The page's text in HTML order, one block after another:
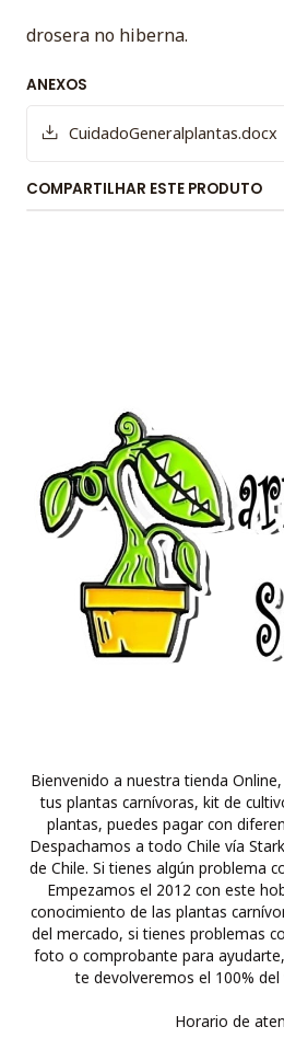
drosera no hiberna.
ANEXOS
CuidadoGeneralplantas.docx
COMPARTILHAR ESTE PRODUTO
Bienvenido a nuestra tienda
tus plantas carnívoras, kit de
plantas, puedes pagar con
Despachamos a todo Chile vía
de Chile. Si tienes algún problema
Empezamos el 2012 con este
conocimiento de las plantas
del mercado, si tienes problemas
foto o comprobante para
te devolveremos el 100%
Horario de